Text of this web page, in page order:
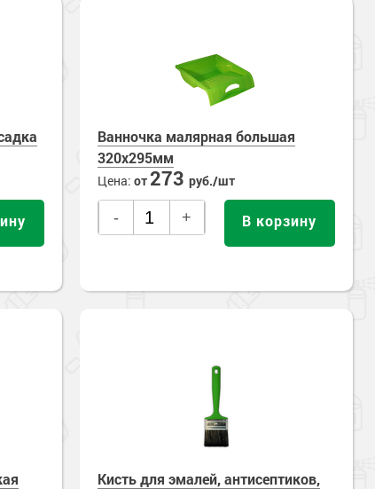
Ванночка малярная большая
320х295мм
Цена: от273 руб./шт
- + В корзину
Кисть для эмалей, антисептиков,